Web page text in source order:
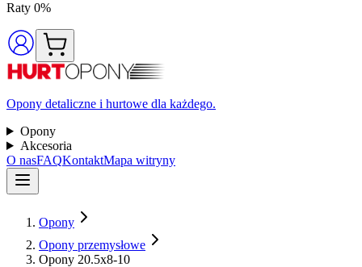
Raty 0%
Opony detaliczne i hurtowe dla każdego.
Opony
Akcesoria
O nasFAQKontaktMapa witryny
Opony
Opony przemysłowe
Opony 20.5x8-10